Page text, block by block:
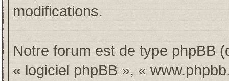
modifications.
Notre forum est de type phpBB
« logiciel phpBB », «